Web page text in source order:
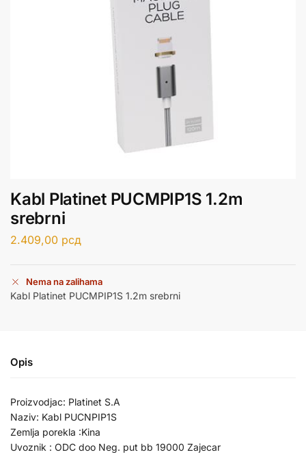
Kabl Platinet PUCMPIP1S 1.2m
srebrni
2.409,00 рсд
Nema na zalihama
Kabl Platinet PUCMPIP1S 1.2m srebrni
Opis
Proizvodjac: Platinet S.A
Naziv: Kabl PUCNPIP1S
Zemlja porekla :Kina
Uvoznik : ODC doo Neg. put bb 19000 Zajecar